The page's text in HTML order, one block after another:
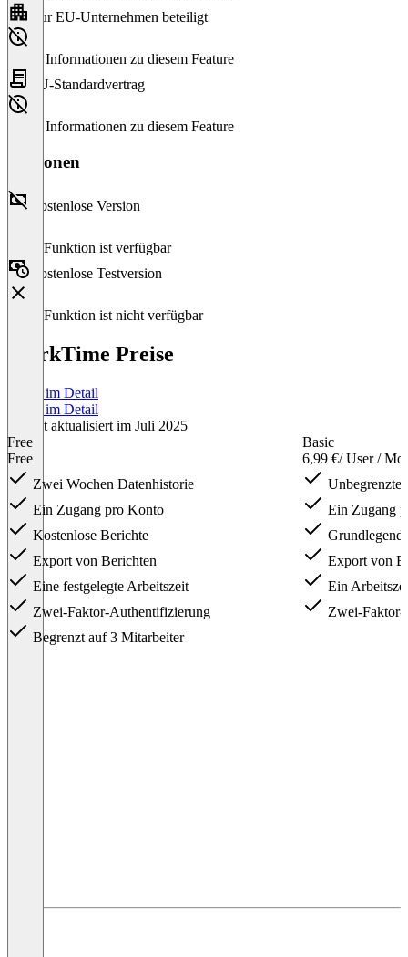
Nur EU-Unternehmen beteiligt
Keine Informationen zu diesem Feature
EU-Standardvertrag
Keine Informationen zu diesem Feature
Versionen
Kostenlose Version
Diese Funktion ist verfügbar
Kostenlose Testversion
Diese Funktion ist nicht verfügbar
WorkTime Preise
Preise im Detail
Preise im Detail
Zuletzt aktualisiert im Juli 2025
Free
Free
Zwei Wochen Datenhistorie
Ein Zugang pro Konto
Kostenlose Berichte
Export von Berichten
Eine festgelegte Arbeitszeit
Zwei-Faktor-Authentifizierung
Begrenzt auf 3 Mitarbeiter
Basic
6,99 €/ User /
Unbegrenzte
Ein Zugang
Export von
Ein
Zwei-